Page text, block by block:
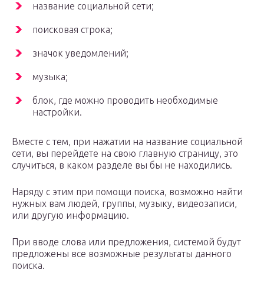
название социальной сети;
поисковая строка;
значок уведомлений;
музыка;
блок, где можно проводить необходимые
настройки.
Вместе с тем, при нажатии на название социальной
сети, вы перейдете на свою главную страницу, это
случиться, в каком разделе вы бы не находились.
Наряду с этим при помощи поиска, возможно найти
нужных вам людей, группы, музыку, видеозаписи,
или другую информацию.
При вводе слова или предложения, системой будут
предложены все возможные результаты данного
поиска.